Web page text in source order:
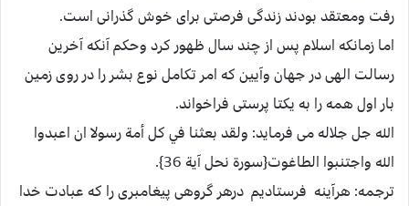
رفت ومعتقد بودند زندگی فرصتی برای خوش گذرانی است.
اما زمانکه اسلام پس از چند سال ظهور کرد وحکم آنکه آخرین
رسالت الهی در جهان وآیین که امر تکامل نوع بشر را در روی زمین
بار اول همه را به یکتا پرستی فراخواند.
الله جل جلاله می فرماید: ولقد بعثنا في كل أمة رسولا ان اعبدوا
الله واجتنبوا الطاغوت{سورة نحل آیة 36}.
ترجمه: هرآینه فرستادیم درهر گروهی پیغامبری را که عبادت خدا